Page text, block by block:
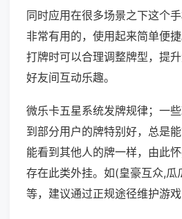
同时应用在很多场景之下这个
非常有用的，使用起来简单便
打牌时可以合理调整牌型，提
好友间互动乐趣。
微乐卡五星系统发牌规律；一
到部分用户的牌特别好，总是
能看到其他人的牌一样，由此
存在此类外挂。如(皇豪互众,瓜
等，建议通过正规途径维护游戏